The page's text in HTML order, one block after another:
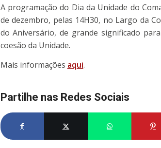
A programação do Dia da Unidade do
de dezembro, pelas 14H30, no Largo da
do Aniversário, de grande significado
coesão da Unidade.
Mais informações aqui.
Partilhe nas Redes Sociais